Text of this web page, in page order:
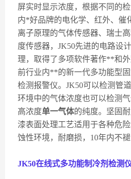
屏实时显示浓度，根据不同的
内*好品牌的电化学、红外、催
离子原理的气体传感器、瑞士
度传感器， JK50先进的电路设
理，取得了多项软件著作**和
前行业内**的新一代多功能型
检测报警仪。 JK50可以检测管
环境中的气体浓度也可以检测
高浓度单一气体的纯度。坚固
漆表面处理工艺适用于各种危
蚀性环境，耐磨损， 10年内不褪
JK50在线式多功能制冷剂检测